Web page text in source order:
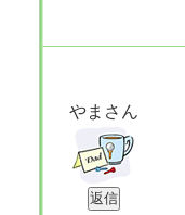
やまさん